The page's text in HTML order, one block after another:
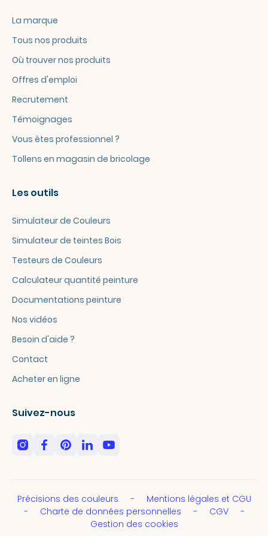
La marque
Tous nos produits
Où trouver nos produits
Offres d'emploi
Recrutement
Témoignages
Vous êtes professionnel ?
Tollens en magasin de bricolage
Les outils
Simulateur de Couleurs
Simulateur de teintes Bois
Testeurs de Couleurs
Calculateur quantité peinture
Documentations peinture
Nos vidéos
Besoin d'aide ?
Contact
Acheter en ligne
Suivez-nous
Précisions des couleurs
Mentions légales et CGU
Charte de données personnelles
CGV
Gestion des cookies